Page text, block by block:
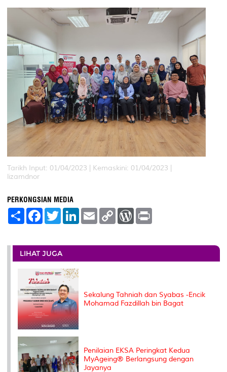
Tarikh Input: 01/04/2023 | Kemaskini: 01/04/2023 |
lizamdnor
PERKONGSIAN MEDIA
S
e
F
a
b
o
o
T
w
t
e
r
L
e
I
E
m
l
C
L
n
W
P
e
t
LIHAT JUGA
Sekalung Tahniah dan Syabas -Encik
Mohamad Fazdillah bin Bagat
Penilaian EKSA Peringkat Kedua
MyAgeing® Berlangsung dengan
Jayanya